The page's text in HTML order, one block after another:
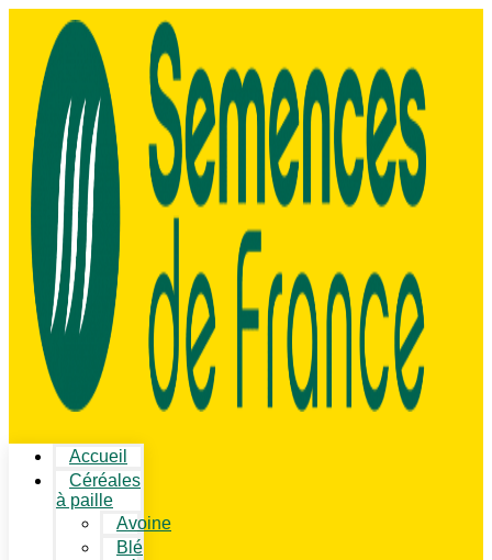
Accueil
Céréales
à paille
Avoine
Blé